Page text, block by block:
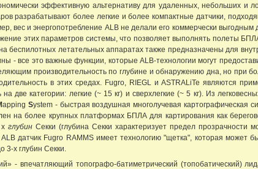
эффективную альтернативу для удаленных, небольших и
разрабатывают более легкие и более компактные датчики,
вес и энергопотребление ALB не делали его коммерчески
этих параметров системы, что позволяет выполнять полеты
беспилотных летательных аппаратах также предназначены для
- все это важные функции, которые ALB-технологии могут
производительность по глубине и обнаружению дна, но при
в этих средах. Fugro, RIEGL и ASTRALiTe являются
две категории: легкие (~ 15 кг) и сверхлегкие (~ 5 кг). Из
appingSystem - быстрая воздушная многолучевая картографическая
на более крупных платформах БПЛА для картирования как
глубин Секки (глубина Секки характеризует предел
датчик Fugro RAMMS имеет технологию "щетка", которая может
3-х глубин Секки.
- впечатляющий топографо-батиметрический (топобатический)